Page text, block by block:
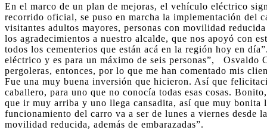
En el marco de un plan de mejoras, el vehículo eléctrico
recorrido oficial, se puso en marcha la implementación del
visitantes adultos mayores, personas con movilidad
los agradecimientos a nuestro alcalde, que nos apoyó con
todos los cementerios que están acá en la región hoy en
eléctrico y es para un máximo de seis personas”, Osvaldo
pergoleras, entonces, por lo que me han comentado mis
Fue una muy buena inversión que hicieron. Así que
caballero, para uno que no conocía todas esas cosas.
que ir muy arriba y uno llega cansadita, así que muy
funcionamiento del carro va a ser de lunes a viernes desde
movilidad reducida, además de embarazadas”.